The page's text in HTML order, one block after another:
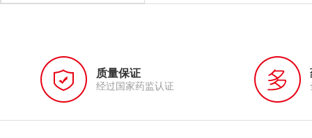
质量保证
经过国家药监认证